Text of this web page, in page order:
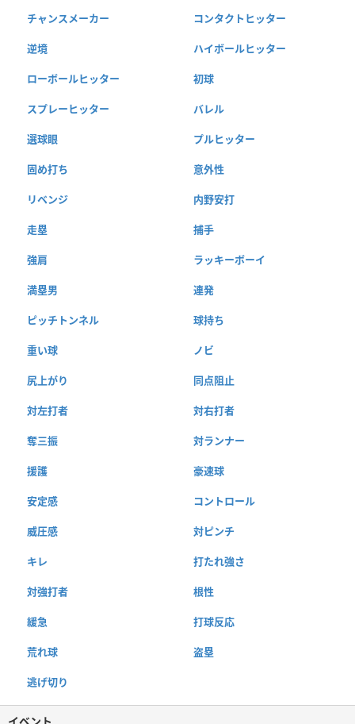
チャンスメーカー コンタクトヒッター
逆境 ハイボールヒッター
ローボールヒッター 初球
スプレーヒッター バレル
選球眼 プルヒッター
固め打ち 意外性
リベンジ 内野安打
走塁 捕手
強肩 ラッキーボーイ
満塁男 連発
ピッチトンネル 球持ち
重い球 ノビ
尻上がり 同点阻止
対左打者 対右打者
奪三振 対ランナー
援護 豪速球
安定感 コントロール
威圧感 対ピンチ
キレ 打たれ強さ
対強打者 根性
緩急 打球反応
荒れ球 盗塁
逃げ切り
イベント